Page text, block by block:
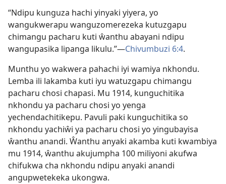
“Ndipu kunguza hachi yinyaki yiyera, yo
wangukwerapu wanguzomerezeka kutuzgapu
chimangu pacharu kuti ŵanthu abayani ndipu
wangupasika lipanga likulu.”—Chivumbuzi 6:4.
Munthu yo wakwera pahachi iyi wamiya nkhondu.
Lemba ili lakamba kuti iyu watuzgapu chimangu
pacharu chosi chapasi. Mu 1914, kunguchitika
nkhondu ya pacharu chosi yo yenga
yechendachitikepu. Pavuli paki kunguchitika so
nkhondu yachiŵi ya pacharu chosi yo yingubayisa
ŵanthu anandi. Ŵanthu anyaki akamba kuti kwambiya
mu 1914, ŵanthu akujumpha 100 miliyoni akufwa
chifukwa cha nkhondu ndipu anyaki anandi
angupwetekeka ukongwa.